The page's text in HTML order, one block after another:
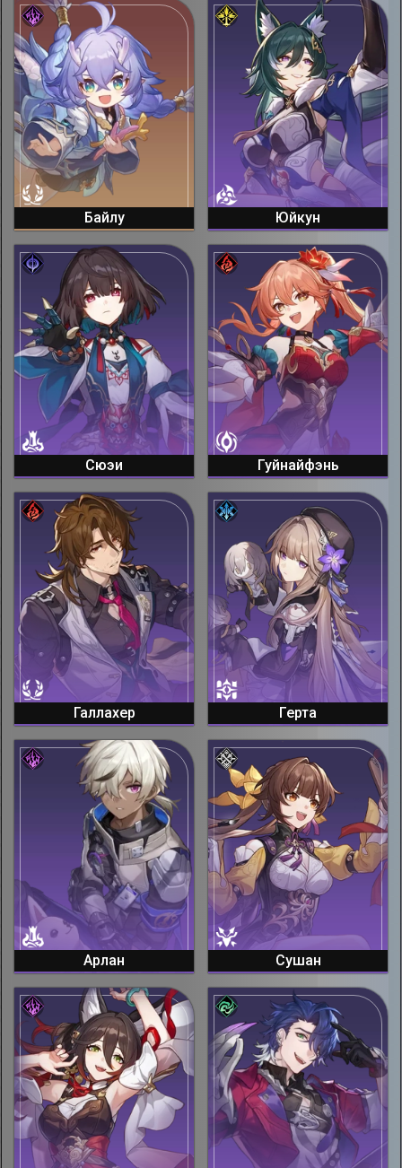
Байлу Юйкун
Сюэи Гуйнайфэнь
Галлахер Герта
Арлан Сушан